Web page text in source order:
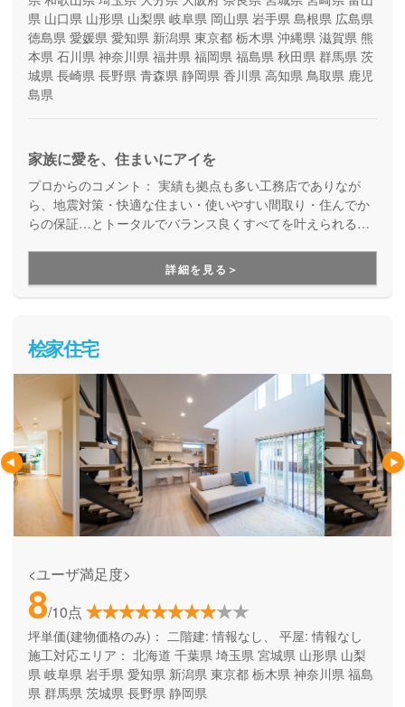
県 山口県 山形県 山梨県 岐阜県 岡山県 岩手県 島根県 広島県
徳島県 愛媛県 愛知県 新潟県 東京都 栃木県 沖縄県 滋賀県 熊
本県 石川県 神奈川県 福井県 福岡県 福島県 秋田県 群馬県 茨
城県 長崎県 長野県 青森県 静岡県 香川県 高知県 鳥取県 鹿児
島県
家族に愛を、住まいにアイを
プロからのコメント： 実績も拠点も多い工務店でありなが
ら、地震対策・快適な住まい・使いやすい間取り・住んでか
らの保証…とトータルでバランス良くすべてを叶えられる家
用できる間取り提案も得意なので、末長く安心して暮らせる
住まいをお求めの方、安心できるプロにまるっとお任せした
い方にもお勧めしています。
詳細を見る＞
桧家住宅
<ユーザ満足度>
8/10点
坪単価(建物価格のみ)： 二階建: 情報なし、 平屋: 情報なし
施工対応エリア： 北海道 千葉県 埼玉県 宮城県 山形県 山梨
県 岐阜県 岩手県 愛知県 新潟県 東京都 栃木県 神奈川県 福島
県 群馬県 茨城県 長野県 静岡県